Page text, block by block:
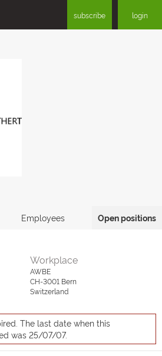
subscribe login
Employees Open positions
Workplace
AWBE
CH-3001 Bern
Switzerland
The last date when this
was 25/07/07.